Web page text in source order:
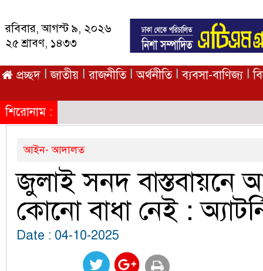
রবিবার, আগস্ট ৯, ২০২৬
২৫ শ্রাবণ, ১৪৩৩
প্রচ্ছদ জাতীয় রাজনীতি অর্থনীতি ব্যবসা-বাণিজ্য
শিরোনাম :
আইন- আদালত
জুলাই সনদ
কোনো বাধা নেই :
Date : 04-10-2025